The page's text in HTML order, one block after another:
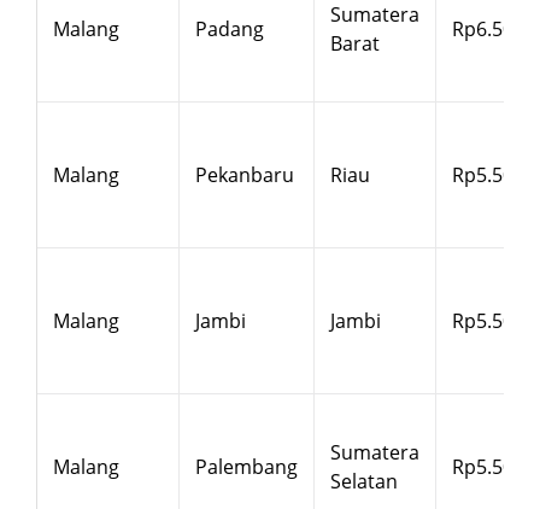
Malang Padang
Sumatera
Barat
Rp6.500
Malang Pekanbaru Riau Rp5.500
Malang Jambi Jambi Rp5.500
Malang Palembang
Sumatera
Selatan
Rp5.500